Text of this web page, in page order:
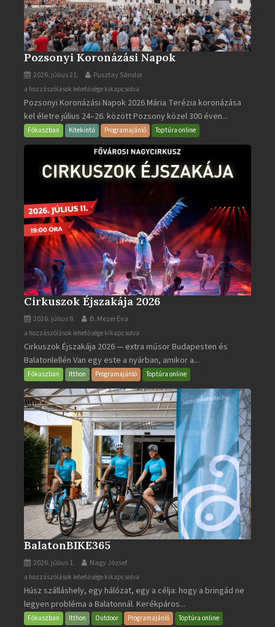
Pozsonyi Koronázási Napok
2026. július 21. Pusztay Sándor
Pozsonyi
Koronázási
Napok
bejegyzéshez
a hozzászólások lehetősége kikapcsolva
Pozsonyi Koronázási Napok 2026 Mária Terézia koronázása
kel életre július 24–26. között Pozsony közel 300 éven...
Fókuszban Kitekintő Programajánló Toptúra online
Cirkuszok Éjszakája 2026
2026. július 9. B. Mezei Éva
Cirkuszok
Éjszakája
2026
bejegyzéshez
a hozzászólások lehetősége kikapcsolva
Cirkuszok Éjszakája 2026 — extra műsor Budapesten és
Balatonlellén Van egy este a nyárban, amikor a...
Fókuszban Itthon Programajánló Toptúra online
BalatonBIKE365
2026. július 1. Nagy József
BalatonBIKE365
bejegyzéshez
a hozzászólások lehetősége kikapcsolva
Húsz szálláshely, egy hálózat, egy a célja: hogy a bringád ne
legyen probléma a Balatonnál. Kerékpáros...
Fókuszban Itthon Outdoor Programajánló Toptúra online